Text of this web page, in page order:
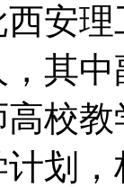
安
其
高校
划